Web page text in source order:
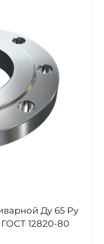
Ду 65 Ру
ГОСТ 12820-80